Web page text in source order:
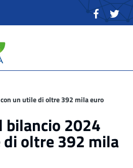
un utile di oltre 392 mila euro
bilancio 2024
oltre 392 mila